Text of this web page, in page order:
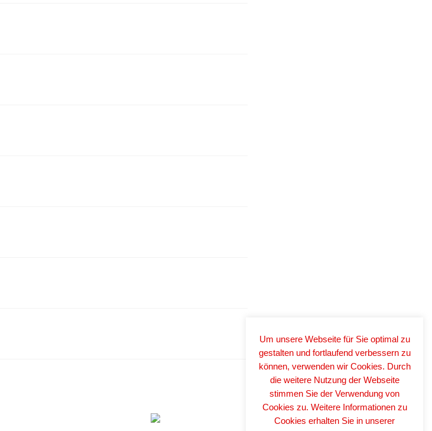
Um unsere Webseite für Sie optimal zu
gestalten und fortlaufend verbessern zu
können, verwenden wir Cookies. Durch
die weitere Nutzung der Webseite
stimmen Sie der Verwendung von
Cookies zu. Weitere Informationen zu
Cookies erhalten Sie in unserer